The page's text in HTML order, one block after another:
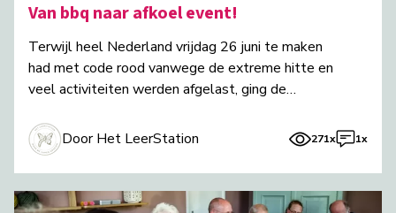
Van bbq naar afkoel event!
Terwijl heel Nederland vrijdag 26 juni te maken
had met code rood vanwege de extreme hitte en
veel activiteiten werden afgelast, ging de
Door Het LeerStation
271x 1x